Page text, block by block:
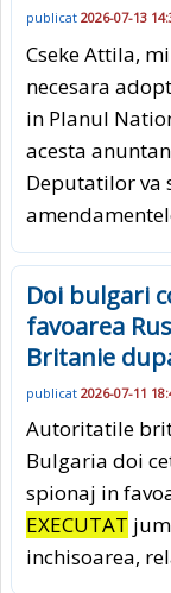
publicat 2026-07-13
Cseke Attila,
necesara
in Planul
acesta
Deputatilor va
Doi bulgari
favoarea
Britanie
publicat 2026-07-11
Autoritatile
Bulgaria doi
spionaj in
EXECUTAT
inchisoarea,